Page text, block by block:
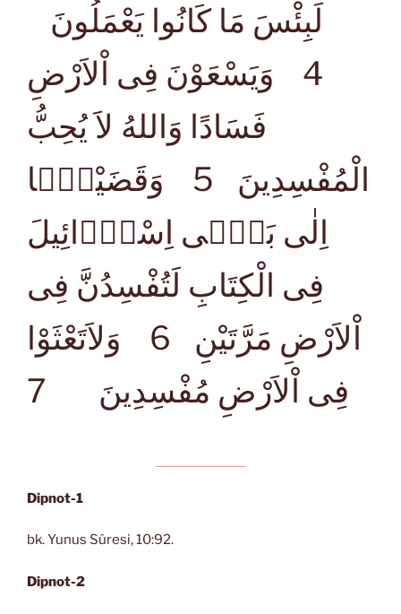
لَبِئْسَ مَا كَانُوا يَعْمَلُونَ
4 وَيَسْعَوْنَ فِى اْلاَرْضِ
فَسَادًا وَاللهُ لاَ يُحِبُّ
الْمُفْسِدِينَ
5 وَقَضَيْنَۤا
اِلٰى بَنِۤى اِسْرَۤائِيلَ
فِى الْكِتَابِ لَتُفْسِدُنَّ فِى
اْلاَرْضِ مَرَّتَيْنِ
6 وَلاَتَعْثَوْا
فِى اْلاَرْضِ مُفْسِدِينَ
7
Dipnot-1
bk. Yunus Sûresi, 10:92.
Dipnot-2